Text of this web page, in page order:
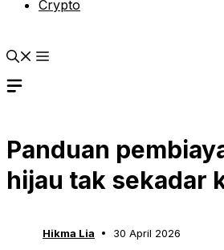
Crypto
Panduan
hijau tak sekadar
Hikma Lia 30 April 2026